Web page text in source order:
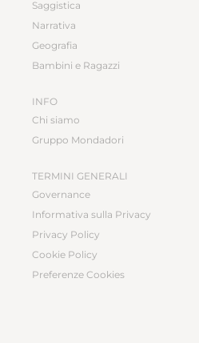
Saggistica
Narrativa
Geografia
Bambini e Ragazzi
INFO
Chi siamo
Gruppo Mondadori
TERMINI GENERALI
Governance
Informativa sulla Privacy
Privacy Policy
Cookie Policy
Preferenze Cookies